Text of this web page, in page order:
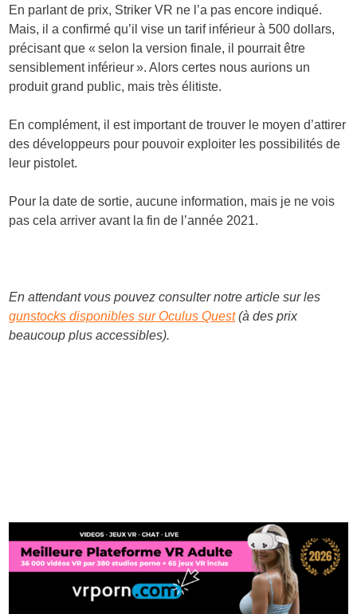
En parlant de prix, Striker VR ne l’a pas encore indiqué.
Mais, il a confirmé qu’il vise un tarif inférieur à 500 dollars,
précisant que « selon la version finale, il pourrait être
sensiblement inférieur ». Alors certes nous aurions un
produit grand public, mais très élitiste.
En complément, il est important de trouver le moyen d’attirer
des développeurs pour pouvoir exploiter les possibilités de
leur pistolet.
Pour la date de sortie, aucune information, mais je ne vois
pas cela arriver avant la fin de l’année 2021.
En attendant vous pouvez consulter notre article sur les
gunstocks disponibles sur Oculus Quest(à des prix
beaucoup plus accessibles).